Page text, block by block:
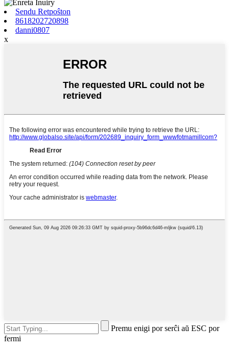
Sendu Retpoŝton
8618202720898
danni0807
x
Premu enigi por serĉi aŭ ESC por
fermi